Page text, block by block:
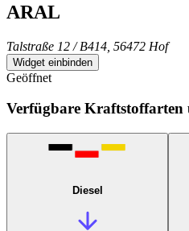
ARAL
Talstraße 12 / B414, 56472 Hof
Widget einbinden
Geöffnet
Verfügbare Kraftstoffarten
Diesel